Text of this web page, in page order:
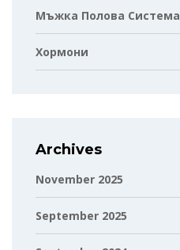
Мъжка Полова Система
Хормони
Archives
November 2025
September 2025